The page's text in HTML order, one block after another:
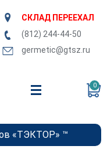
СКЛАД ПЕРЕЕХАЛ
(812) 244-44-50
germetic@gtsz.ru
0
«ТЭКТОР» ™